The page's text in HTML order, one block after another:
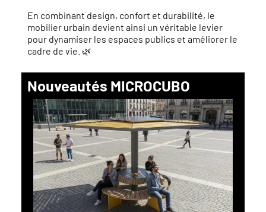
En combinant design, confort et durabilité, le
mobilier urbain devient ainsi un véritable levier
pour dynamiser les espaces publics et améliorer le
cadre de vie. 🌿
Nouveautés MICROCUBO